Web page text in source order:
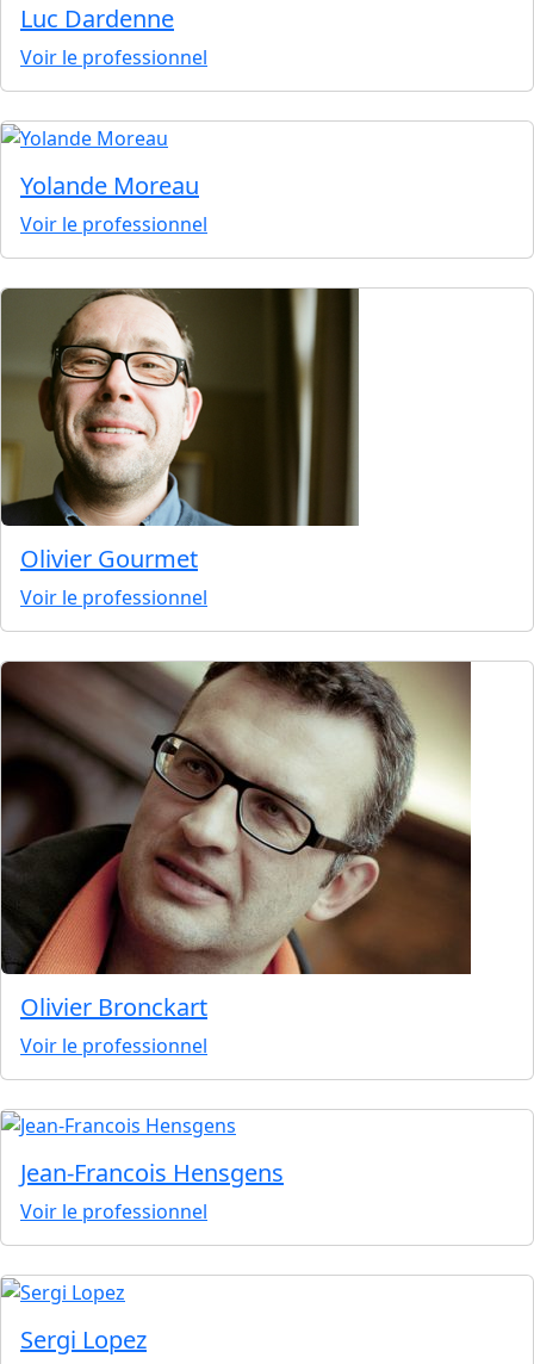
Luc Dardenne
Voir le professionnel
Yolande Moreau
Voir le professionnel
Olivier Gourmet
Voir le professionnel
Olivier Bronckart
Voir le professionnel
Jean-Francois Hensgens
Voir le professionnel
Sergi Lopez